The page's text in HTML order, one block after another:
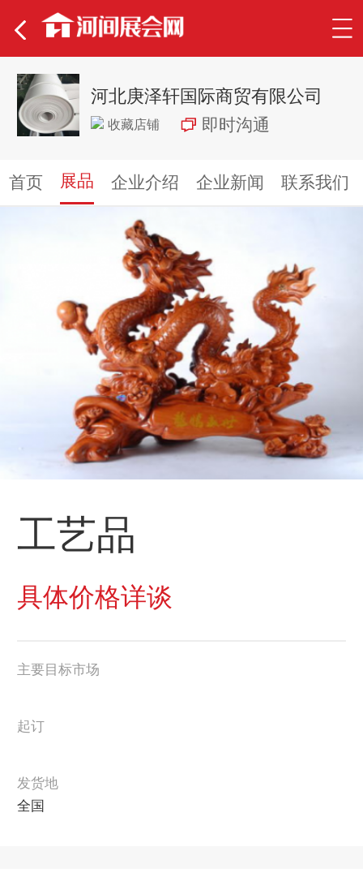
河北庚泽轩国际商贸有限公司
收藏店铺 即时沟通
首页 展品 企业介绍 企业新闻 联系我们
工艺品
具体价格详谈
主要目标市场
起订
发货地
全国